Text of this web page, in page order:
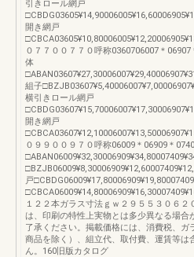
引きロール網戸
開き網戸
０７７００７７０呼称0360706007＊
体
組子
横引きロール網戸
開き網戸
０９９００９７０呼称06009＊06909＊
戸
１２２本ガラス寸法ｇｗ２９５５３０６２
は、印刷の特性上実物とは多少異なる場合
了承ください。掲載価格には、消費税、ガ
商品を除く）、組立代、取付費、運賃等は
ん。160旧版カタログ